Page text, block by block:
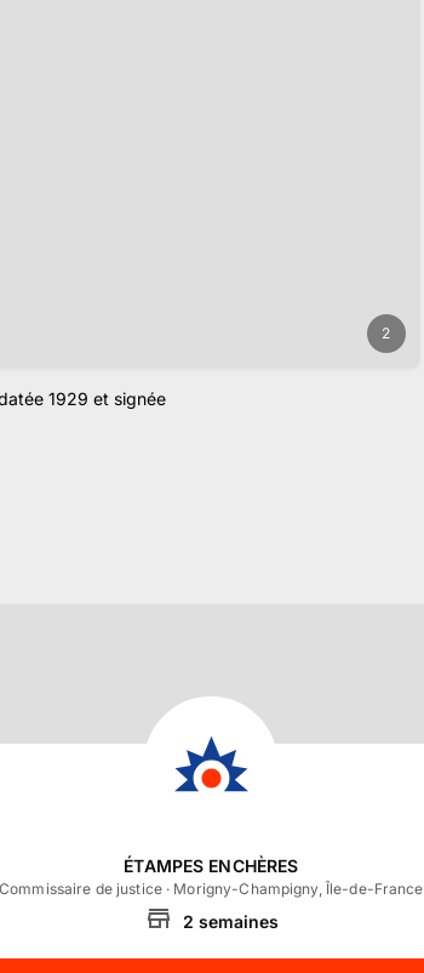
2
1929 et signée
ÉTAMPES ENCHÈRES
Commissaire de justice· Morigny-Champigny, Île-de-France
2 semaines